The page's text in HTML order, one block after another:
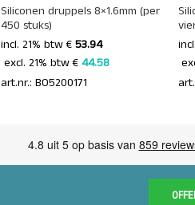
Siliconen druppels 8×1.6mm (per
450 stuks)
incl. 21% btw € 53.94
excl. 21% btw € 44.58
art.nr.: BO5200171